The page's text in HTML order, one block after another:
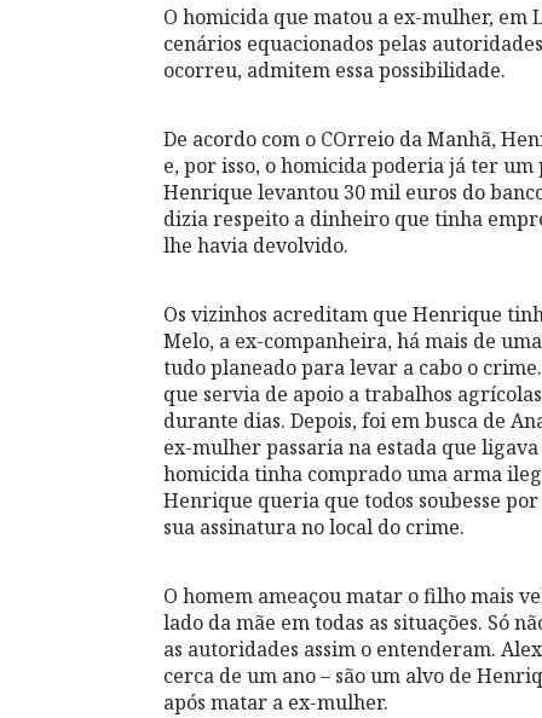
O homicida que matou a ex-mulher, em
cenários equacionados pelas
ocorreu, admitem essa possibilidade.
De acordo com o COrreio da Manhã,
e, por isso, o homicida poderia já ter
Henrique levantou 30 mil euros do
dizia respeito a dinheiro que tinha
lhe havia devolvido.
Os vizinhos acreditam que Henrique
Melo, a ex-companheira, há mais de
tudo planeado para levar a cabo o
que servia de apoio a trabalhos
durante dias. Depois, foi em busca de
ex-mulher passaria na estada que
homicida tinha comprado uma arma
Henrique queria que todos soubesse
sua assinatura no local do crime.
O homem ameaçou matar o filho mais
lado da mãe em todas as situações. Só
as autoridades assim o entenderam.
cerca de um ano – são um alvo de
após matar a ex-mulher.